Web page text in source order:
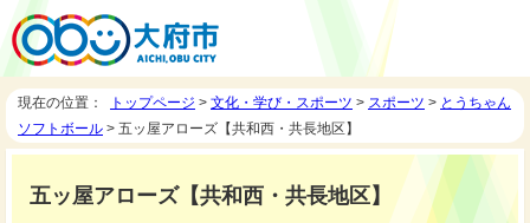
現在の位置： トップページ > 文化・学び・スポーツ > スポーツ > とうちゃん
ソフトボール > 五ッ屋アローズ【共和西・共長地区】
五ッ屋アローズ【共和西・共長地区】